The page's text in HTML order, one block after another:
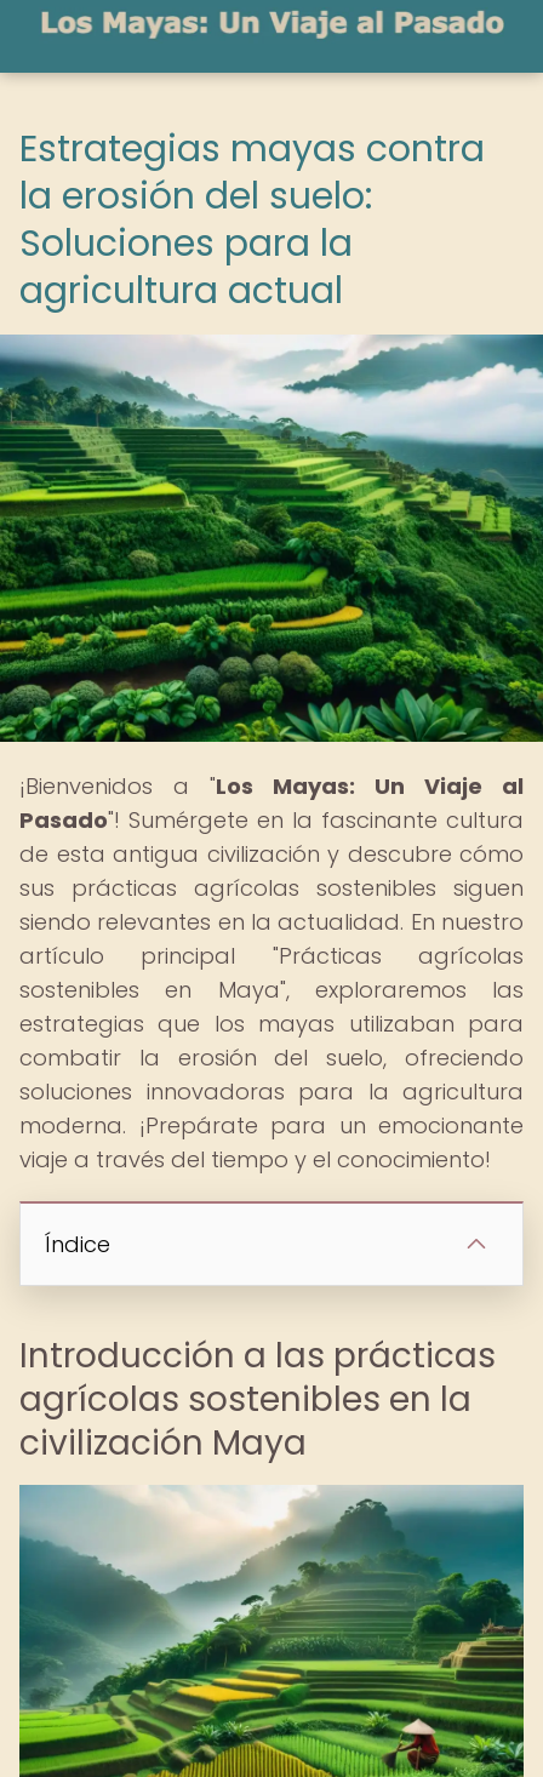
Estrategias mayas contra
la erosión del suelo:
Soluciones para la
agricultura actual
¡Bienvenidos a "Los Mayas: Un Viaje al
Pasado"! Sumérgete en la fascinante cultura
de esta antigua civilización y descubre cómo
sus prácticas agrícolas sostenibles siguen
siendo relevantes en la actualidad. En nuestro
artículo principal "Prácticas agrícolas
sostenibles en Maya", exploraremos las
estrategias que los mayas utilizaban para
combatir la erosión del suelo, ofreciendo
soluciones innovadoras para la agricultura
moderna. ¡Prepárate para un emocionante
viaje a través del tiempo y el conocimiento!
Índice
Introducción a las prácticas
agrícolas sostenibles en la
civilización Maya